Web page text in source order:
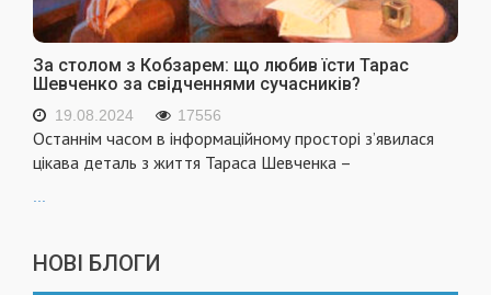
За столом з Кобзарем: що любив їсти Тарас
Шевченко за свідченнями сучасників?
19.08.2024 17556
Останнім часом в інформаційному просторі з’явилася
цікава деталь з життя Тараса Шевченка –
НОВІ БЛОГИ